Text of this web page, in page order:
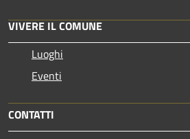
VIVERE IL COMUNE
Luoghi
Eventi
CONTATTI